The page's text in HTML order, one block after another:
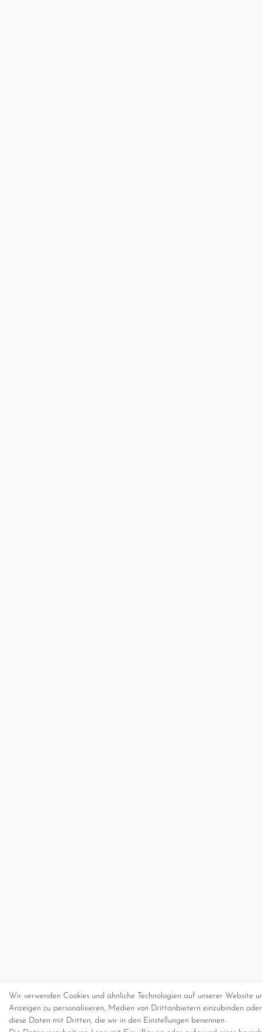
Wir verwenden Cookies und ähnliche Technologien auf unserer Website
Anzeigen zu personalisieren, Medien von Drittanbietern einzubinden
diese Daten mit Dritten, die wir in den Einstellungen benennen.